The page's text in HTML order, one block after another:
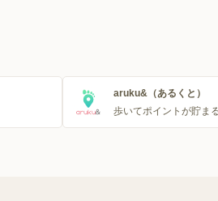
aruku&（あるくと）
歩いてポイントが貯ま